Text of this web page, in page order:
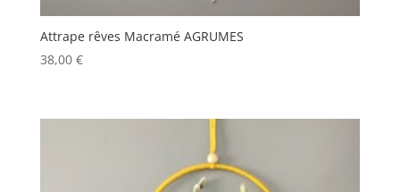
Attrape rêves Macramé AGRUMES
38,00 €